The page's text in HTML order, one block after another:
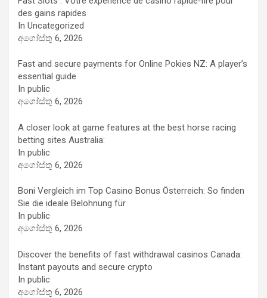
des gains rapides
In Uncategorized
අගෝස්තු 6, 2026
Fast and secure payments for Online Pokies NZ: A player’s
essential guide
In public
අගෝස්තු 6, 2026
A closer look at game features at the best horse racing
betting sites Australia:
In public
අගෝස්තු 6, 2026
Boni Vergleich im Top Casino Bonus Österreich: So finden
Sie die ideale Belohnung für
In public
අගෝස්තු 6, 2026
Discover the benefits of fast withdrawal casinos Canada:
Instant payouts and secure crypto
In public
අගෝස්තු 6, 2026